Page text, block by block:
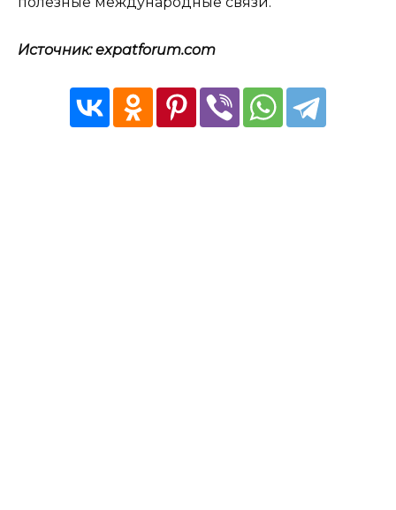
Источник: expatforum.com